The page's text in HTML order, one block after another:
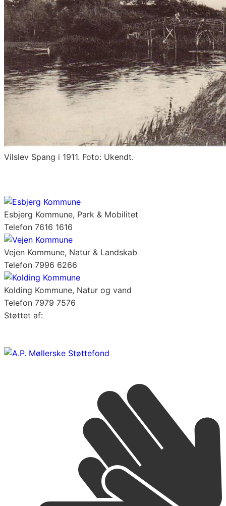
Vilslev Spang i 1911. Foto: Ukendt.
Esbjerg Kommune, Park & Mobilitet
Telefon 7616 1616
Vejen Kommune, Natur & Landskab
Telefon 7996 6266
Kolding Kommune, Natur og vand
Telefon 7979 7576
Støttet af: